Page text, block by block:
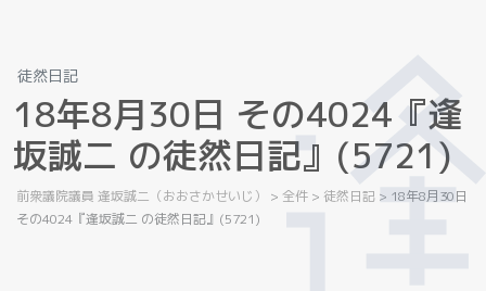
徒然日記
18年8月30日 その4024 『逢
坂誠二 の徒然日記』 (5721)
前衆議院議員 逢坂誠二（おおさかせいじ） > 全件 > 徒然日記 > 18年8月30日
その4024『逢坂誠二 の徒然日記』(5721)